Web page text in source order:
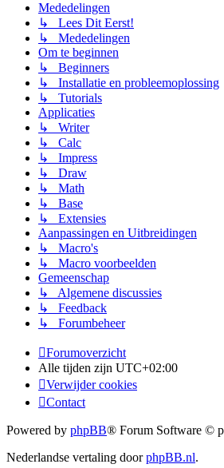
Mededelingen
↳ Lees Dit Eerst!
↳ Mededelingen
Om te beginnen
↳ Beginners
↳ Installatie en probleemoplossing
↳ Tutorials
Applicaties
↳ Writer
↳ Calc
↳ Impress
↳ Draw
↳ Math
↳ Base
↳ Extensies
Aanpassingen en Uitbreidingen
↳ Macro's
↳ Macro voorbeelden
Gemeenschap
↳ Algemene discussies
↳ Feedback
↳ Forumbeheer
Forumoverzicht
Alle tijden zijn UTC+02:00
Verwijder cookies
Contact
Powered by phpBB® Forum Software ©
Nederlandse vertaling doorphpBB.nl.